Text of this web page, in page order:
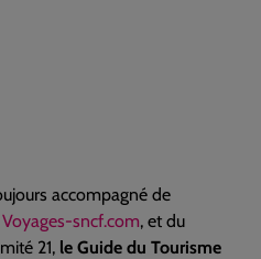
accompagné de
Voyages-sncf.com, et du
21, le Guide du Tourisme